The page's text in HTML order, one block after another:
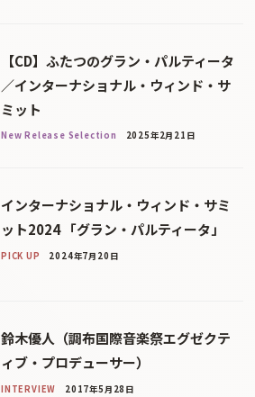
【CD】ふたつのグラン・パルティータ
／インターナショナル・ウィンド・サ
ミット
New Release Selection 2025年2月21日
インターナショナル・ウィンド・サミ
ット2024 「グラン・パルティータ」
PICK UP 2024年7月20日
鈴木優人（調布国際音楽祭エグゼクテ
ィブ・プロデューサー）
INTERVIEW 2017年5月28日